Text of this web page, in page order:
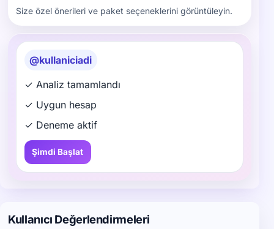
Size özel önerileri ve paket seçeneklerini görüntüleyin.
@kullaniciadi
✓ Analiz tamamlandı
✓ Uygun hesap
✓ Deneme aktif
Şimdi Başlat
Kullanıcı Değerlendirmeleri